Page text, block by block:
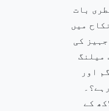
بات
میں
کی
میلنگ
اور
کے